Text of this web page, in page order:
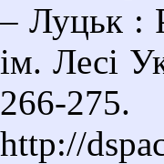
– Луцьк :
ім. Лесі
266-
http://